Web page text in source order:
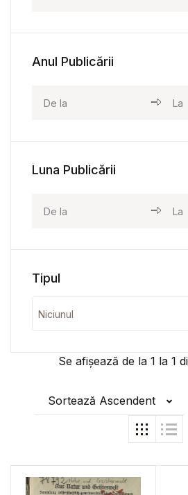
Se afișează de la 1 la 1
Sortează Ascendent
Anul Publicării
Luna Publicării
Tipul